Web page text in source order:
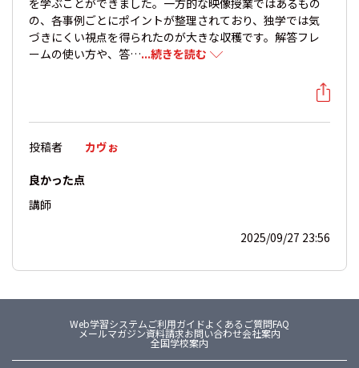
を学ぶことができました。一方的な映像授業ではあるもの
の、各事例ごとにポイントが整理されており、独学では気
づきにくい視点を得られたのが大きな収穫です。解答フレ
ームの使い方や、答…...続きを読む
投稿者 カヴぉ
良かった点
講師
2025/09/27 23:56
Web学習システムご利用ガイドよくあるご質問FAQ
メールマガジン資料請求お問い合わせ会社案内
全国学校案内